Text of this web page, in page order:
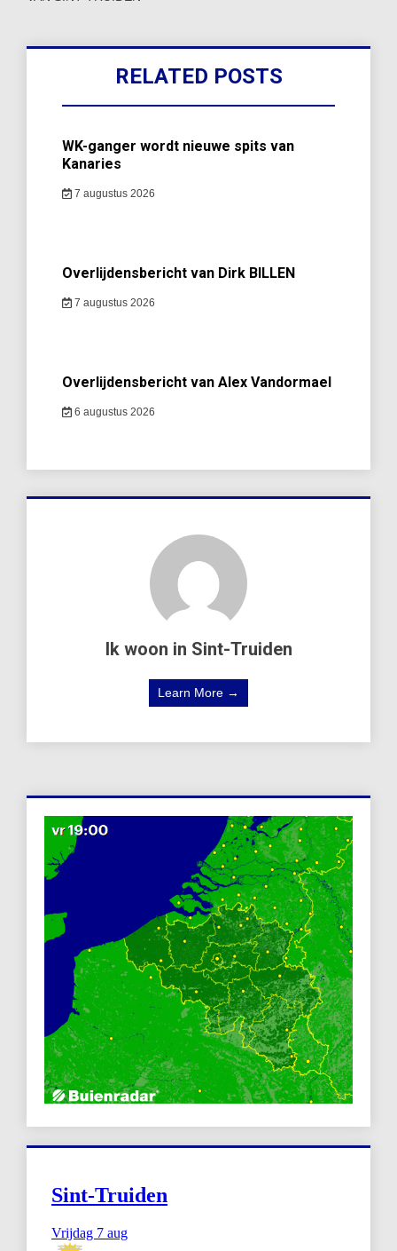
RELATED POSTS
WK-ganger wordt nieuwe spits van
Kanaries
7 augustus 2026
Overlijdensbericht van Dirk BILLEN
7 augustus 2026
Overlijdensbericht van Alex Vandormael
6 augustus 2026
Ik woon in Sint-Truiden
Learn More →